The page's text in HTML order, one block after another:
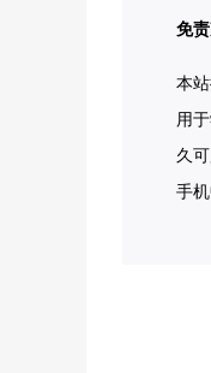
免责
本
用
久
手